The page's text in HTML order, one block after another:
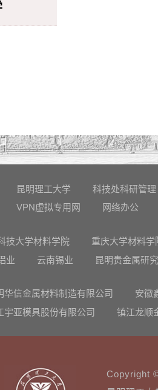
昆明理工大学 科技处科研管理
VPN虚拟专用网
网络办公
技大学材料学院 重庆大学材料学
业
云南锡业 昆明贵金属研
华信金属材料制造有限公司 安徽
宇亚模具股份有限公司
镇江龙顺
Copyright